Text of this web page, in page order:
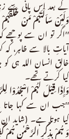
کے بعد اس پانی سے
وَلَئِنْ سَاَلْتَہُمْ مَنْ خَلَقَہُمْ
’’اگر تو ان سے پوچھے
آیاتِ بالا سے ظاہر،
خالقِ انسان اللہ ہی
کیا کرتے تھے۔
وَاِِذَا قِیْلَ لَہُمْ اسْجُدُوْا
’’جب ان سے کہا جاتا
کیا ہوتا ہے۔ (شاید ان
وَ ہُمْ بِذِکْرِ الرَّحْمٰنِ ہُمْ